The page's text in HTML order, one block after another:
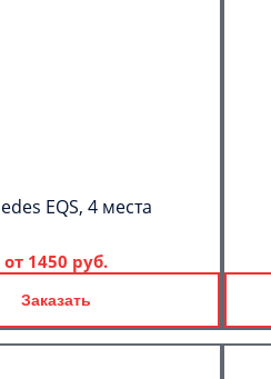
EQS, 4 места
от 1450 руб.
Заказать